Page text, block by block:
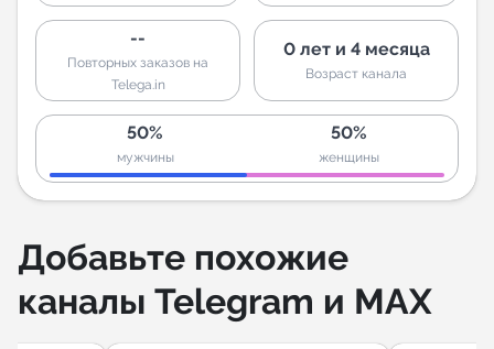
--
Повторных заказов на
Telega.in
0 лет и 4 месяца
Возраст канала
50%
мужчины
50%
женщины
Добавьте похожие
каналы Telegram и MAX